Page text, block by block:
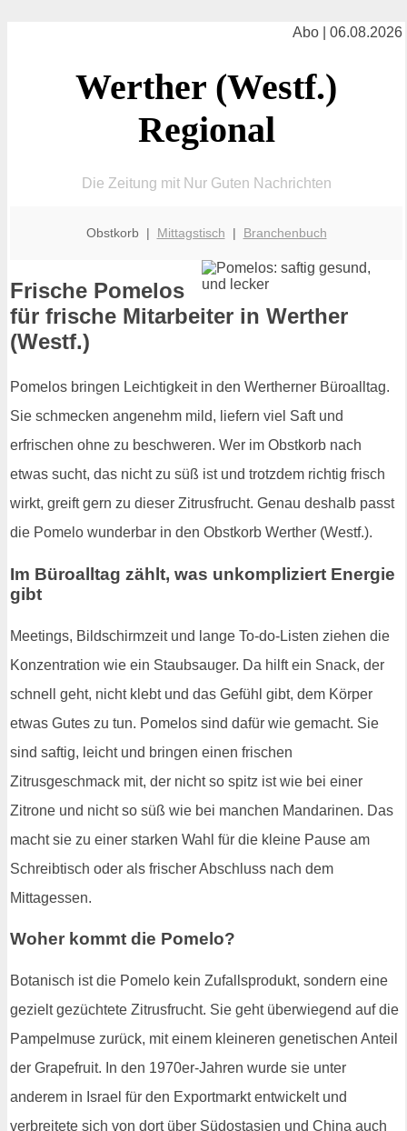
Abo | 06.08.2026
Werther (Westf.)
Regional
Die Zeitung mit Nur Guten Nachrichten
Obstkorb | Mittagstisch | Branchenbuch
Frische Pomelos
für frische Mitarbeiter in Werther
(Westf.)
Pomelos bringen Leichtigkeit in den Wertherner Büroalltag.
Sie schmecken angenehm mild, liefern viel Saft und
erfrischen ohne zu beschweren. Wer im Obstkorb nach
etwas sucht, das nicht zu süß ist und trotzdem richtig frisch
wirkt, greift gern zu dieser Zitrusfrucht. Genau deshalb passt
die Pomelo wunderbar in den Obstkorb Werther (Westf.).
Im Büroalltag zählt, was unkompliziert Energie
gibt
Meetings, Bildschirmzeit und lange To-do-Listen ziehen die
Konzentration wie ein Staubsauger. Da hilft ein Snack, der
schnell geht, nicht klebt und das Gefühl gibt, dem Körper
etwas Gutes zu tun. Pomelos sind dafür wie gemacht. Sie
sind saftig, leicht und bringen einen frischen
Zitrusgeschmack mit, der nicht so spitz ist wie bei einer
Zitrone und nicht so süß wie bei manchen Mandarinen. Das
macht sie zu einer starken Wahl für die kleine Pause am
Schreibtisch oder als frischer Abschluss nach dem
Mittagessen.
Woher kommt die Pomelo?
Botanisch ist die Pomelo kein Zufallsprodukt, sondern eine
gezielt gezüchtete Zitrusfrucht. Sie geht überwiegend auf die
Pampelmuse zurück, mit einem kleineren genetischen Anteil
der Grapefruit. In den 1970er-Jahren wurde sie unter
anderem in Israel für den Exportmarkt entwickelt und
verbreitete sich von dort über Südostasien und China auch